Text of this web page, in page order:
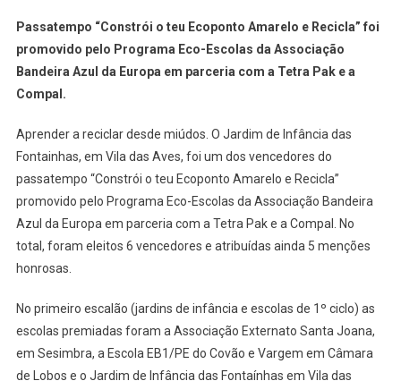
De
Infância
Das
Concurso
Eco-
Escolas
Passatempo “Constrói o teu Ecoponto Amarelo e Recicla” foi
promovido pelo Programa Eco-Escolas da Associação
Bandeira Azul da Europa em parceria com a Tetra Pak e a
Compal.
Aprender a reciclar desde miúdos. O Jardim de Infância das
Fontainhas, em Vila das Aves, foi um dos vencedores do
passatempo “Constrói o teu Ecoponto Amarelo e Recicla”
promovido pelo Programa Eco-Escolas da Associação Bandeira
Azul da Europa em parceria com a Tetra Pak e a Compal. No
total, foram eleitos 6 vencedores e atribuídas ainda 5 menções
honrosas.
No primeiro escalão (jardins de infância e escolas de 1º ciclo) as
escolas premiadas foram a Associação Externato Santa Joana,
em Sesimbra, a Escola EB1/PE do Covão e Vargem em Câmara
de Lobos e o Jardim de Infância das Fontaínhas em Vila das